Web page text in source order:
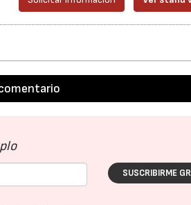
SUSCRIBIRME